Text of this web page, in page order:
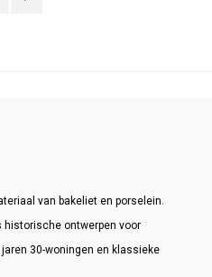
van bakeliet en porselein.
historische ontwerpen voor
30-woningen en klassieke